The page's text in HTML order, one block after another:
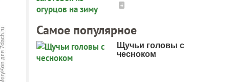
4
Самое популярное
Щучьи головы с
чесноком